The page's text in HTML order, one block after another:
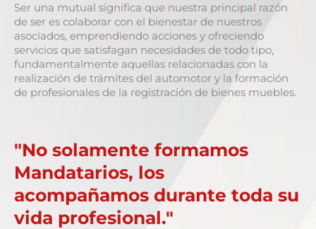
Ser una mutual significa que nuestra principal razón
de ser es colaborar con el bienestar de nuestros
asociados, emprendiendo acciones y ofreciendo
servicios que satisfagan necesidades de todo tipo,
fundamentalmente aquellas relacionadas con la
realización de trámites del automotor y la formación
de profesionales de la registración de bienes muebles.
"No solamente formamos
Mandatarios, los
acompañamos durante toda su
vida profesional."